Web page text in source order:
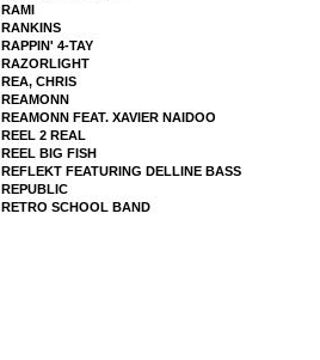
RAMI
RANKINS
RAPPIN' 4-TAY
RAZORLIGHT
REA, CHRIS
REAMONN
REAMONN FEAT. XAVIER NAIDOO
REEL 2 REAL
REEL BIG FISH
REFLEKT FEATURING DELLINE BASS
REPUBLIC
RETRO SCHOOL BAND